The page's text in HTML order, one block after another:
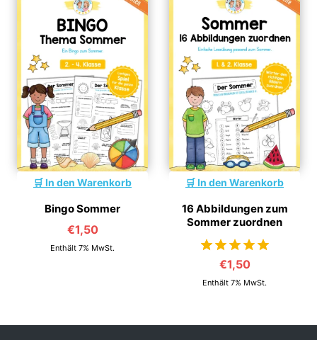
In den Warenkorb
Bingo Sommer
€1,50
Enthält 7% MwSt.
In den Warenkorb
16 Abbildungen zum
Sommer zuordnen
von 5
€1,50
Enthält 7% MwSt.